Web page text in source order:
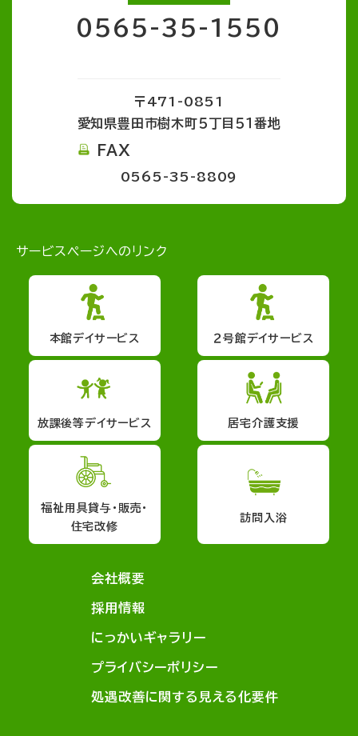
0565-35-1550
〒471-0851
愛知県豊田市樹木町５丁目５１番地
FAX
0565-35-8809
サービスページへのリンク
本館デイサービス ２号館デイサービス
放課後等デイサービス 居宅介護支援
福祉用具貸与・販売・
住宅改修
訪問入浴
会社概要
採用情報
にっかいギャラリー
プライバシーポリシー
処遇改善に関する見える化要件